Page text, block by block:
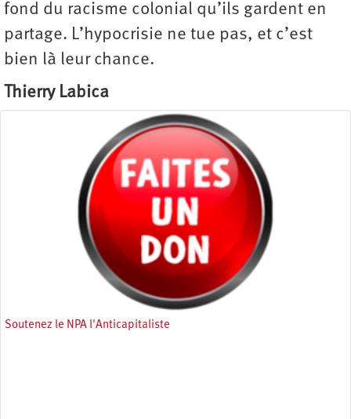
fond du racisme colonial qu’ils gardent en
partage. L’hypocrisie ne tue pas, et c’est
bien là leur chance.
Thierry Labica
Soutenez le NPA l'Anticapitaliste